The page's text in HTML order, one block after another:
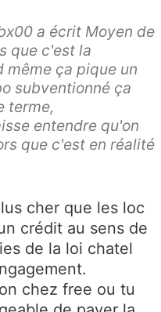
a écrit Moyen de
que c'est la
même ça pique un
subventionné ça
terme,
entendre qu'on
que c'est en réalité
cher que les loc
crédit au sens de
de la loi chatel
chez free ou tu